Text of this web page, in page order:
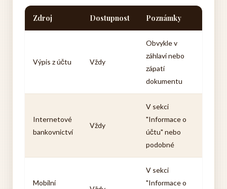
Zdroj Dostupnost Poznámky
Výpis z účtu Vždy
Obvykle v
záhlaví nebo
zápatí
dokumentu
Internetové
bankovnictví
Vždy
V sekci
"Informace o
účtu" nebo
podobné
Mobilní
V sekci
"Informace o